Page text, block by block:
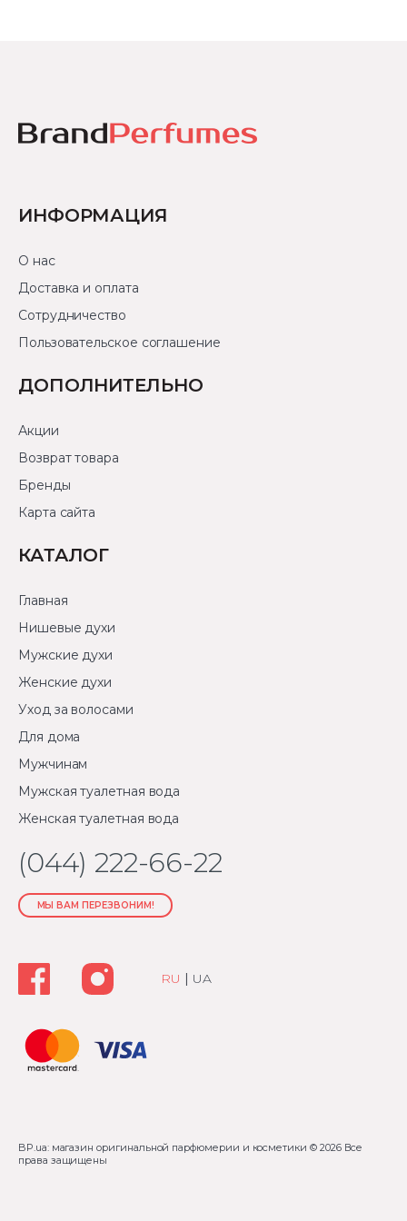
ИНФОРМАЦИЯ
О нас
Доставка и оплата
Сотрудничество
Пользовательское соглашение
ДОПОЛНИТЕЛЬНО
Акции
Возврат товара
Бренды
Карта сайта
КАТАЛОГ
Главная
Нишевые духи
Мужские духи
Женские духи
Уход за волосами
Для дома
Мужчинам
Мужская туалетная вода
Женская туалетная вода
(044) 222-66-22
МЫ ВАМ ПЕРЕЗВОНИМ!
RU | UA
BP.ua: магазин оригинальной парфюмерии и косметики © 2026 Все
права защищены